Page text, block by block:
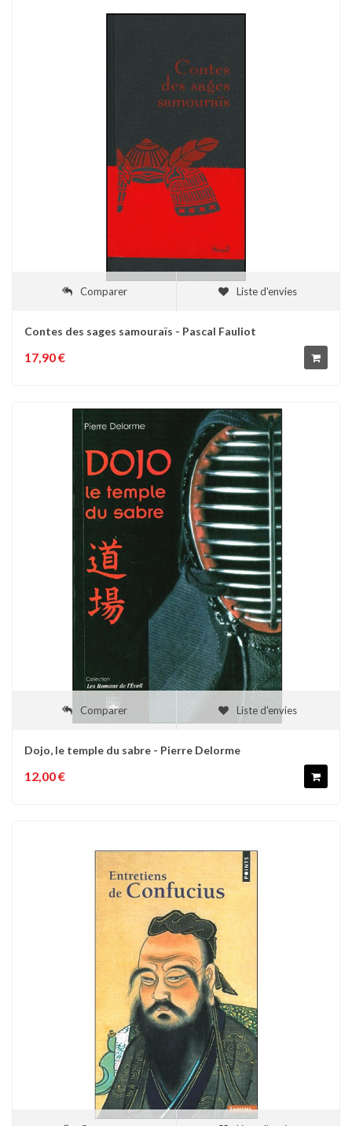
Comparer Liste d'envies
Contes des sages samouraïs - Pascal Fauliot
17,90 €
Comparer Liste d'envies
Dojo, le temple du sabre - Pierre Delorme
12,00 €